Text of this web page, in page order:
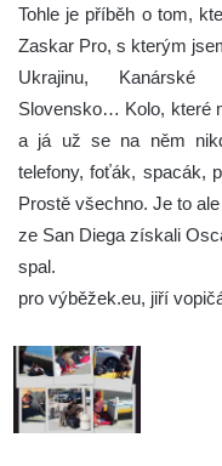
Tohle je příběh o tom,
Zaskar Pro, s kterým
Ukrajinu, Kanárské
Slovensko… Kolo, které
a já už se na něm
telefony, foťák, spacák,
Prostě všechno. Je to
ze San Diega získali
spal.
pro výběžek.eu, jiří